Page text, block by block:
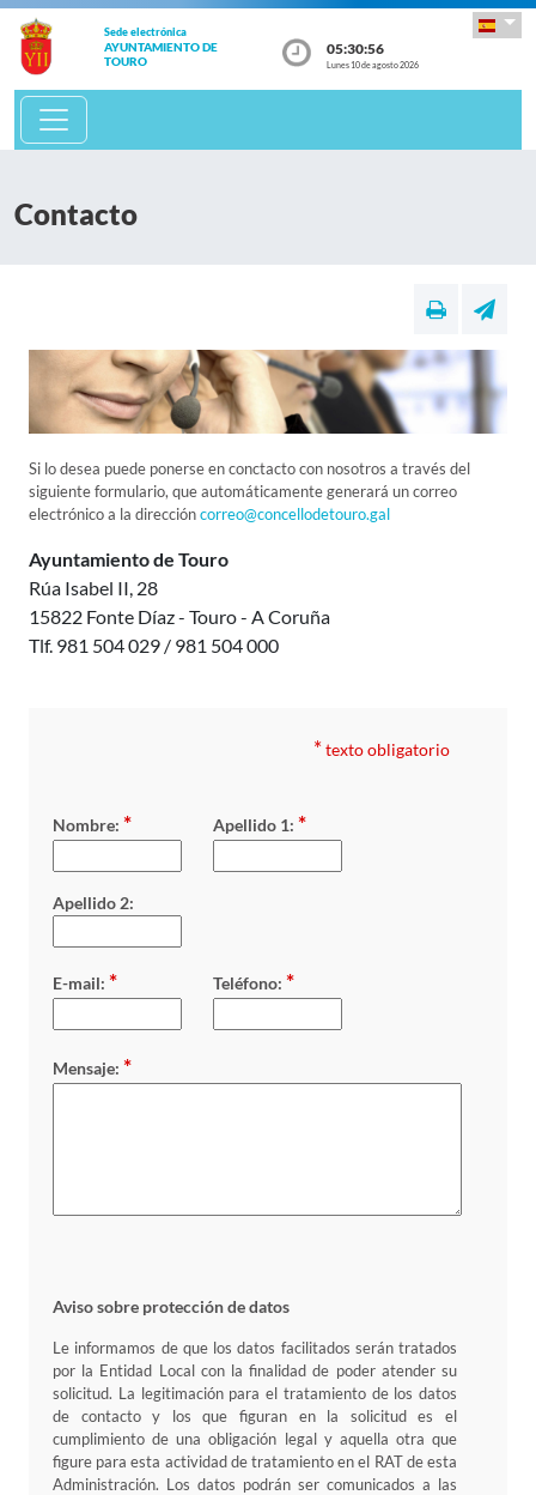
Sede electrónica
AYUNTAMIENTO DE
TOURO
05:30:56
Lunes 10 de agosto 2026
Contacto
Si lo desea puede ponerse en conctacto con nosotros a través del
siguiente formulario, que automáticamente generará un correo
electrónico a la direccióncorreo@concellodetouro.gal
Ayuntamiento de Touro
Rúa Isabel II, 28
15822 Fonte Díaz - Touro - A Coruña
Tlf. 981 504 029 / 981 504 000
*texto obligatorio
Nombre: * Apellido 1: *
Apellido 2:
E-mail: * Teléfono: *
Mensaje: *
Aviso sobre protección de datos
Le informamos de que los datos facilitados serán tratados
por la Entidad Local con la finalidad de poder atender su
solicitud. La legitimación para el tratamiento de los datos
de contacto y los que figuran en la solicitud es el
cumplimiento de una obligación legal y aquella otra que
figure para esta actividad de tratamiento en el RAT de esta
Administración. Los datos podrán ser comunicados a las